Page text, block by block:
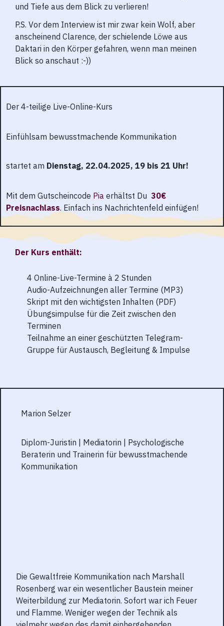
und Tiefe aus dem Blick zu verlieren!
P.S. Vor dem Interview ist mir zwar kein Wolf, aber
anscheinend Clarence, der schielende Löwe aus
Daktari in den Körper gefahren, wenn man meinen
Blick so anschaut :-))
Der 4-teilige Live-Online-Kurs
Einfühlsam bewusstmachende Kommunikation
startet am Dienstag, 22.04.2025, 19 bis 21 Uhr!
Mit dem Gutscheincode Pia erhältst Du 30€
Preisnachlass. Einfach ins Nachrichtenfeld einfügen!
Der Kurs enthält:
4 Online-Live-Termine à 2 Stunden
Audio-Aufzeichnungen aller Termine (MP3)
Skript mit den wichtigsten Inhalten (PDF)
Übungsimpulse für die Zeit zwischen den
Terminen
Teilnahme an einer geschützten Telegram-
Gruppe für Austausch, Begleitung & Impulse
Marion Selzer
Diplom-Juristin Mediatorin Psychologische
Beraterin und Trainerin für bewusstmachende
Kommunikation
Die Gewaltfreie Kommunikation nach Marshall
Rosenberg war ein wesentlicher Baustein meiner
Weiterbildung zur Mediatorin. Sofort war ich Feuer
und Flamme. Weniger wegen der Technik als